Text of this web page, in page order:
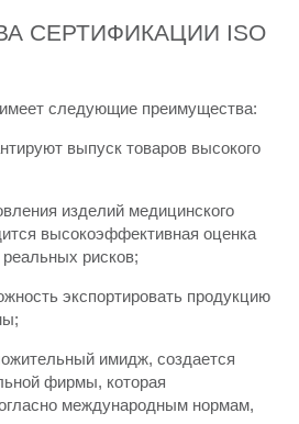
СЕРТИФИКАЦИИ ISO
следующие преимущества:
выпуск товаров высокого
изделий медицинского
высокоэффективная оценка
рисков;
экспортировать продукцию
имидж, создается
фирмы, которая
международным нормам,